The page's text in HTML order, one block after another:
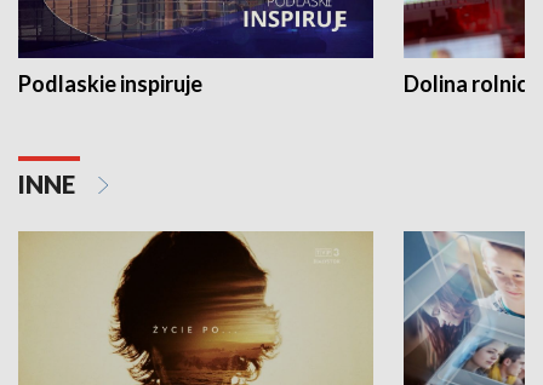
Podlaskie inspiruje Dolina
INNE